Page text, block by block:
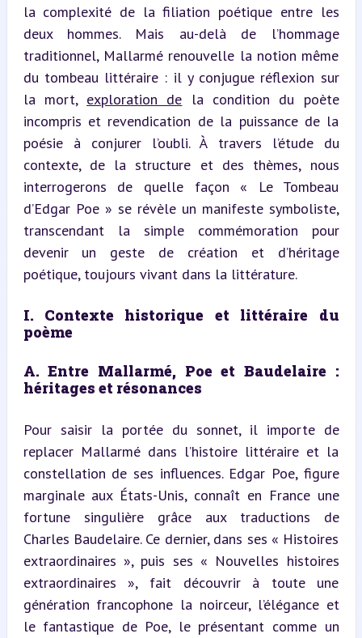
la complexité de la filiation poétique entre les
deux hommes. Mais au-delà de l’hommage
traditionnel, Mallarmé renouvelle la notion même
du tombeau littéraire : il y conjugue réflexion sur
la mort, exploration de la condition du poète
incompris et revendication de la puissance de la
poésie à conjurer l’oubli. À travers l’étude du
contexte, de la structure et des thèmes, nous
interrogerons de quelle façon « Le Tombeau
d’Edgar Poe » se révèle un manifeste symboliste,
transcendant la simple commémoration pour
devenir un geste de création et d’héritage
poétique, toujours vivant dans la littérature.
I. Contexte historique et littéraire du
poème
A. Entre Mallarmé, Poe et Baudelaire :
héritages et résonances
Pour saisir la portée du sonnet, il importe de
replacer Mallarmé dans l’histoire littéraire et la
constellation de ses influences. Edgar Poe, figure
marginale aux États-Unis, connaît en France une
fortune singulière grâce aux traductions de
Charles Baudelaire. Ce dernier, dans ses « Histoires
extraordinaires », puis ses « Nouvelles histoires
extraordinaires », fait découvrir à toute une
génération francophone la noirceur, l’élégance et
le fantastique de Poe, le présentant comme un